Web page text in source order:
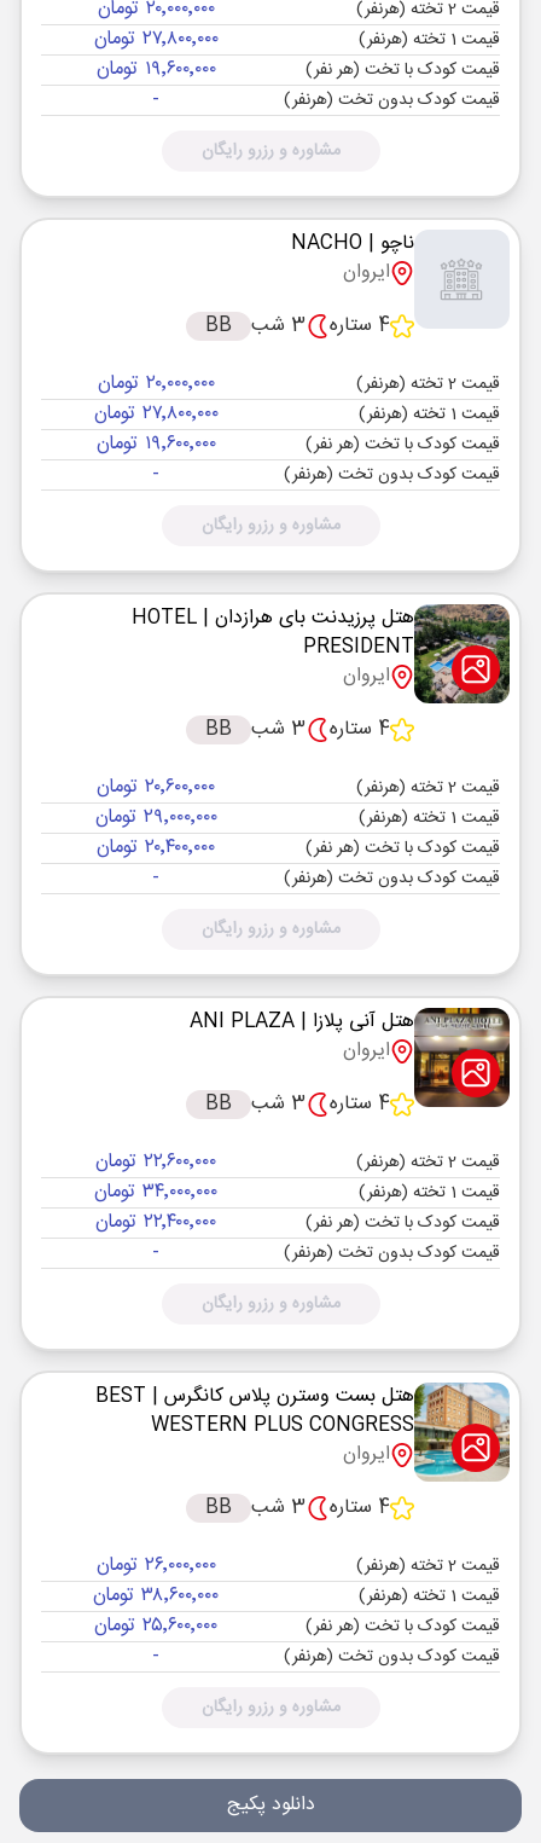
قیمت 2 تخته (هرنفر) ۲۰٬۰۰۰٬۰۰۰ تومان
قیمت 1 تخته (هرنفر) ۲۷٬۸۰۰٬۰۰۰ تومان
قیمت کودک با تخت (هر نفر) ۱۹٬۶۰۰٬۰۰۰ تومان
قیمت کودک بدون تخت (هرنفر) -
مشاوره و رزرو رایگان
ناچو | NACHO
ایروان
4 ستاره
3 شب BB
قیمت 2 تخته (هرنفر) ۲۰٬۰۰۰٬۰۰۰ تومان
قیمت 1 تخته (هرنفر) ۲۷٬۸۰۰٬۰۰۰ تومان
قیمت کودک با تخت (هر نفر) ۱۹٬۶۰۰٬۰۰۰ تومان
قیمت کودک بدون تخت (هرنفر) -
مشاوره و رزرو رایگان
هتل پرزیدنت بای هرازدان | HOTEL
PRESIDENT
ایروان
4 ستاره
3 شب BB
قیمت 2 تخته (هرنفر) ۲۰٬۶۰۰٬۰۰۰ تومان
قیمت 1 تخته (هرنفر) ۲۹٬۰۰۰٬۰۰۰ تومان
قیمت کودک با تخت (هر نفر) ۲۰٬۴۰۰٬۰۰۰ تومان
قیمت کودک بدون تخت (هرنفر) -
مشاوره و رزرو رایگان
هتل آنی پلازا | ANI PLAZA
ایروان
4 ستاره
3 شب BB
قیمت 2 تخته (هرنفر) ۲۲٬۶۰۰٬۰۰۰ تومان
قیمت 1 تخته (هرنفر) ۳۴٬۰۰۰٬۰۰۰ تومان
قیمت کودک با تخت (هر نفر) ۲۲٬۴۰۰٬۰۰۰ تومان
قیمت کودک بدون تخت (هرنفر) -
مشاوره و رزرو رایگان
هتل بست وسترن پلاس کانگرس | BEST
WESTERN PLUS CONGRESS
ایروان
4 ستاره
3 شب BB
قیمت 2 تخته (هرنفر) ۲۶٬۰۰۰٬۰۰۰ تومان
قیمت 1 تخته (هرنفر) ۳۸٬۶۰۰٬۰۰۰ تومان
قیمت کودک با تخت (هر نفر) ۲۵٬۶۰۰٬۰۰۰ تومان
قیمت کودک بدون تخت (هرنفر) -
مشاوره و رزرو رایگان
دانلود پکیج